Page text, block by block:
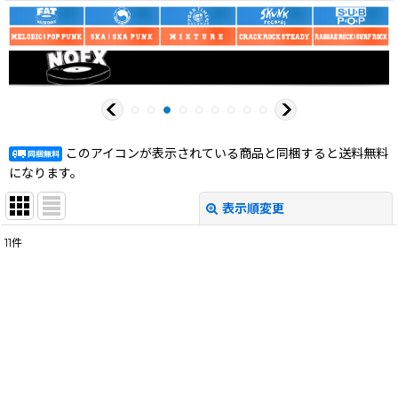
このアイコンが表示されている商品と同梱すると送料無料
になります。
表示順変更
11件